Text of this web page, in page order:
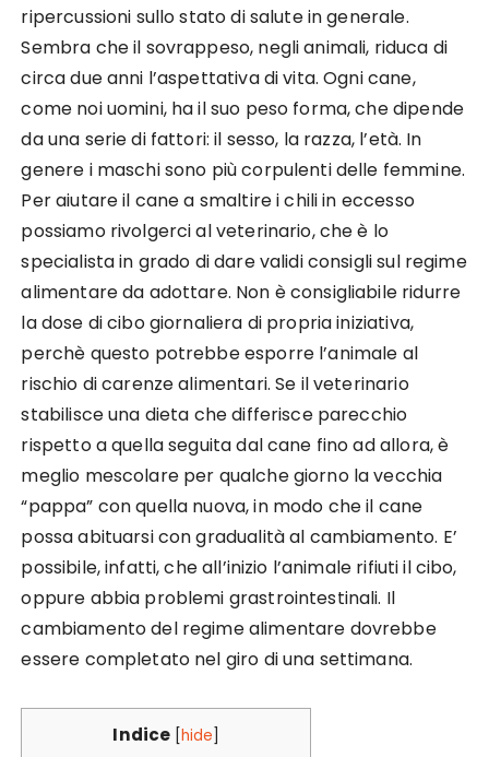
ripercussioni sullo stato di salute in generale.
Sembra che il sovrappeso, negli animali, riduca di
circa due anni l’aspettativa di vita. Ogni cane,
come noi uomini, ha il suo peso forma, che dipende
da una serie di fattori: il sesso, la razza, l’età. In
genere i maschi sono più corpulenti delle femmine.
Per aiutare il cane a smaltire i chili in eccesso
possiamo rivolgerci al veterinario, che è lo
specialista in grado di dare validi consigli sul regime
alimentare da adottare. Non è consigliabile ridurre
la dose di cibo giornaliera di propria iniziativa,
perchè questo potrebbe esporre l’animale al
rischio di carenze alimentari. Se il veterinario
stabilisce una dieta che differisce parecchio
rispetto a quella seguita dal cane fino ad allora, è
meglio mescolare per qualche giorno la vecchia
“pappa” con quella nuova, in modo che il cane
possa abituarsi con gradualità al cambiamento. E’
possibile, infatti, che all’inizio l’animale rifiuti il cibo,
oppure abbia problemi grastrointestinali. Il
cambiamento del regime alimentare dovrebbe
essere completato nel giro di una settimana.
Indice [hide]